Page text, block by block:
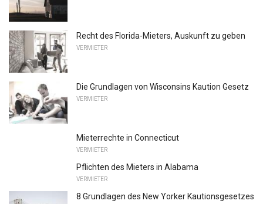
Recht des Florida-Mieters, Auskunft zu geben
VERMIETER
Die Grundlagen von Wisconsins Kaution Gesetz
VERMIETER
Mieterrechte in Connecticut
VERMIETER
Pflichten des Mieters in Alabama
VERMIETER
8 Grundlagen des New Yorker Kautionsgesetzes